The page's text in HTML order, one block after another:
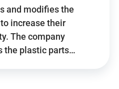
and modifies the
increase their
The company
the plastic parts…